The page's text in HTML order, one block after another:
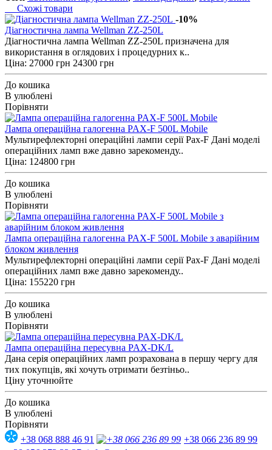
Схожі товари
-10%
Діагностична лампа Wellman ZZ-250L
Діагностична лампа Wellman ZZ-250L призначена для
використання в оглядових і процедурних к..
Ціна: 27000 грн 24300 грн
До кошика
В улюблені
Порівняти
Лампа операційна галогенна PAX-F 500L Mobile
Мультирефлекторні операційні лампи серії Pax-F Дані моделі
операційних ламп вже давно зарекоменду..
Ціна: 124800 грн
До кошика
В улюблені
Порівняти
Лампа операційна галогенна PAX-F 500L Mobile з аварійним
блоком живлення
Мультирефлекторні операційні лампи серії Pax-F Дані моделі
операційних ламп вже давно зарекоменду..
Ціна: 155220 грн
До кошика
В улюблені
Порівняти
Лампа операційна пересувна PAX-DK/L
Дана серія операційних ламп розрахована в першу чергу для
тих покупців, які хочуть отримати безтіньо..
Ціну уточнюйте
До кошика
В улюблені
Порівняти
+38 068 888 46 91
+38 066 236 89 99